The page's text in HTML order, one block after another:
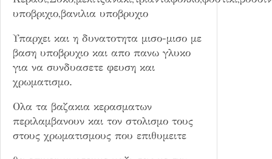
υποβριχιο,βανιλια υποβρυχιο
Υπαρχει και η δυνατοτητα μισο-μισο με
βαση υποβρυχιο και απο πανω γλυκο
για να συνδυασετε φευση και
χρωματισμο.
Ολα τα βαζακια κερασματων
περιλαμβανουν και τον στολισμο τους
στους χρωματισμους που επιθυμειτε